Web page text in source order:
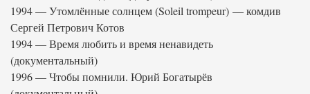
1994 — Утомлённые солнцем (Soleil trompeur) — комдив
Сергей Петрович Котов
1994 — Время любить и время ненавидеть
(документальный)
1996 — Чтобы помнили. Юрий Богатырёв